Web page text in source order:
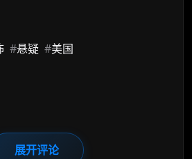
#悬疑 #美国
展开评论